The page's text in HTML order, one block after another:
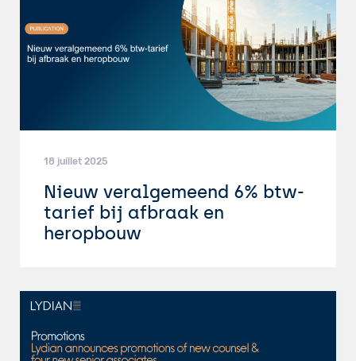
18 juillet 2025
Nieuw veralgemeend 6% btw-
tarief bij afbraak en
heropbouw